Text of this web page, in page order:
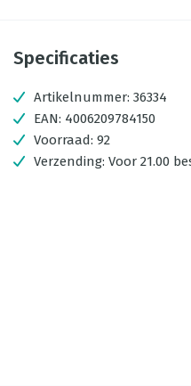
Specificaties
Artikelnummer: 36334
EAN: 4006209784150
Voorraad: 92
Verzending: Voor 21.00